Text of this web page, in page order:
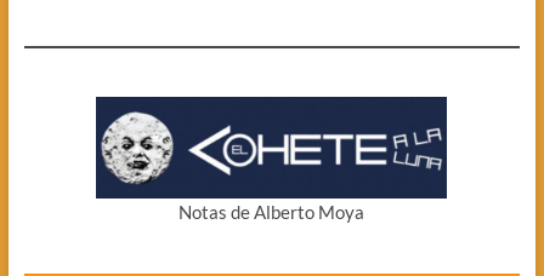
Notas de Alberto Moya